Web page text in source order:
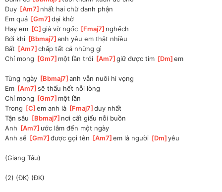
Duy [Am7 ]nhất hai chữ danh phận
Em quá [Gm7 ]
dại khờ
Hay em [C ]
giả vờ ngốc [Fmaj7 ]nghếch
Bởi khi [Bbmaj7 ]
anh yêu em thật nhiều
Bất [Am7 ]
chấp tất cả những gì
Chỉ mong [Gm7 ]một lần trói [Am7 ]
giữ được tim [Dm ]
em
Từng ngày [Bbmaj7 ]
anh vẫn nuôi hi vọng
Em [Am7 ]
sẽ thấu hết nỗi lòng
Chỉ mong [Gm7 ]một lần
Trong [C ]
em anh là [Fmaj7 ]
duy nhất
Tận sâu [Bbmaj7 ]nơi cất giấu nỗi buồn
Anh [Am7 ]ước lắm đến một ngày
Anh sẽ [Gm7 ]
được gọi tên [Am7 ]
em là người [Dm ]
yêu
(Giang Tấu)
(2) (ĐK) (ĐK)